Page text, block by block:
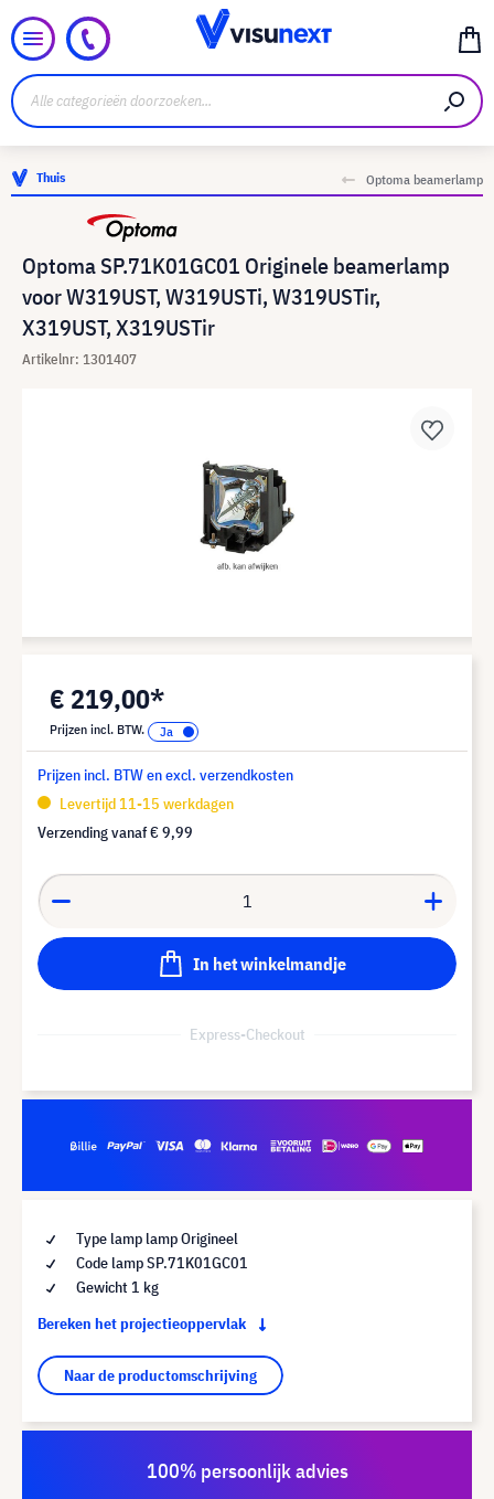
Thuis Optoma beamerlamp
Optoma SP.71K01GC01 Originele beamerlamp
voor W319UST, W319USTi, W319USTir,
X319UST, X319USTir
Artikelnr: 1301407
€ 219,00*
Prijzen incl. BTW.
Prijzen incl. BTW en excl. verzendkosten
Levertijd 11-15 werkdagen
Verzending vanaf€ 9,99
In het winkelmandje
Express-Checkout
Type lamp lamp Origineel
Code lamp SP.71K01GC01
Gewicht 1 kg
Bereken het projectieoppervlak
Naar de productomschrijving
100% persoonlijk advies